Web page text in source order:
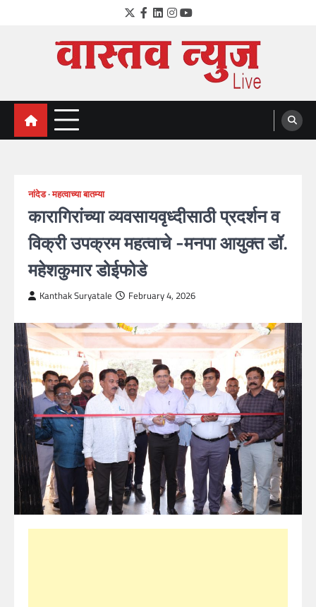
Twitter
Facebook
LinkedIn
Instagram
YouTube
VastavNEWSLive.com
a leading NEWS portal of Maharahstra
नांदेड महत्वाच्या बातम्या
कारागिरांच्या व्यवसायवृध्दीसाठी प्रदर्शन व
विक्री उपक्रम महत्वाचे -मनपा आयुक्त डॉ.
महेशकुमार डोईफोडे
Kanthak Suryatale February 4, 2026